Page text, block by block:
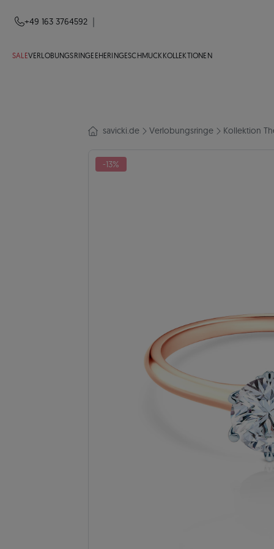
+49 163 3764592
SALEVERLOBUNGSRINGE EHERINGESCHMUCKKOLLEKTIONEN
savicki.de Verlobungsringe Kollektion
-13%